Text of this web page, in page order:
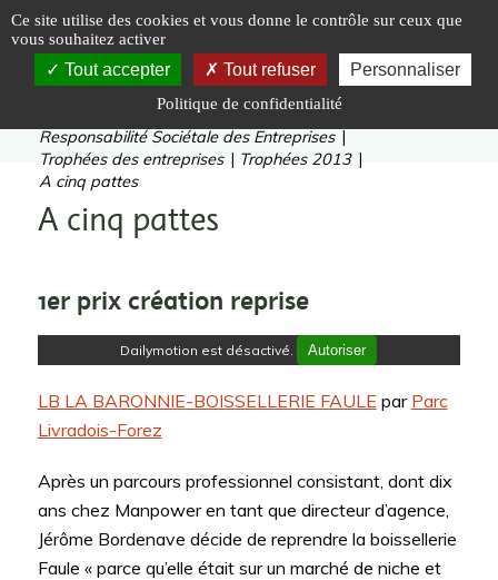
Accueil | Inventer | Entreprises
Responsabilité Sociétale des Entreprises |
Trophées des entreprises | Trophées 2013 |
A cinq pattes
A cinq pattes
1er prix création reprise
Dailymotion est désactivé. Autoriser
LB LA BARONNIE-BOISSELLERIE FAULE par Parc
Livradois-Forez
Après un parcours professionnel consistant, dont dix
ans chez Manpower en tant que directeur d’agence,
Jérôme Bordenave décide de reprendre la boissellerie
Faule « parce qu’elle était sur un marché de niche et
Panneau de gestion des cookies
Ce site utilise des cookies et vous donne le contrôle sur ceux que
vous souhaitez activer
Tout accepter Tout refuser Personnaliser
Politique de confidentialité